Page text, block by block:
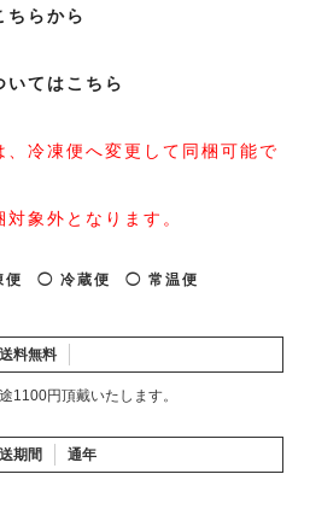
らから
てはこちら
冷凍便へ変更して同梱可能で
象外となります。
◯ 冷蔵便 ◯ 常温便
送料無料
1100円頂戴いたします。
期間 通年